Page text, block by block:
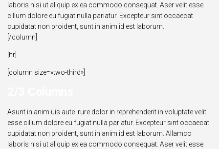
laboris nisi ut aliquip ex ea commodo consequat. Aser velit esse
cillum dolore eu fugiat nulla pariatur. Excepteur sint occaecat
cupidatat non proident, sunt in anim id est laborum.
[/column]
[hr]
[column size=»two-third»]
Asunt in anim uis aute irure dolor in reprehenderit in voluptate velit
esse cillum dolore eu fugiat nulla pariatur. Excepteur sint occaecat
cupidatat non proident, sunt in anim id est laborum. Allamco
laboris nisi ut aliquip ex ea commodo consequat. Aser velit esse